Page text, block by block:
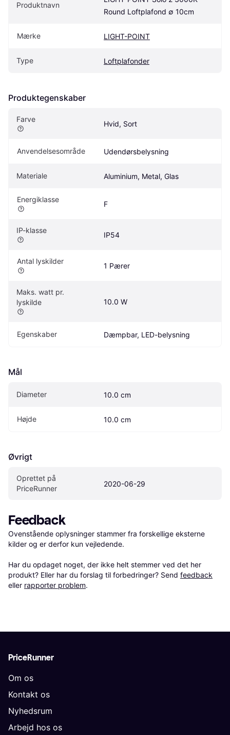
Produktnavn
Round Loftplafond ∅ 10cm
Mærke LIGHT-POINT
Type Loftplafonder
Produktegenskaber
Farve
Hvid, Sort
Anvendelsesområde Udendørsbelysning
Materiale Aluminium, Metal, Glas
Energiklasse
F
IP-klasse
IP54
Antal lyskilder
1 Pærer
Maks. watt pr.
lyskilde
10.0 W
Egenskaber Dæmpbar, LED-belysning
Mål
Diameter 10.0 cm
Højde 10.0 cm
Øvrigt
Oprettet på
PriceRunner
2020-06-29
Feedback
Ovenstående oplysninger stammer fra forskellige eksterne
kilder og er derfor kun vejledende.
Har du opdaget noget, der ikke helt stemmer ved det her
produkt? Eller har du forslag til forbedringer? Send feedback
eller rapporter problem.
PriceRunner
Om os
Kontakt os
Nyhedsrum
Arbejd hos os